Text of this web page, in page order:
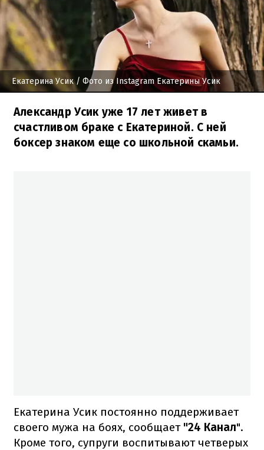
Екатерина Усик/ Фото из Instagram Екатерины Усик
Александр Усик уже 17 лет живет в
счастливом браке с Екатериной. С ней
боксер знаком еще со школьной скамьи.
Екатерина Усик постоянно поддерживает
своего мужа на боях, сообщает "24 Канал".
Кроме того, супруги воспитывают четверых